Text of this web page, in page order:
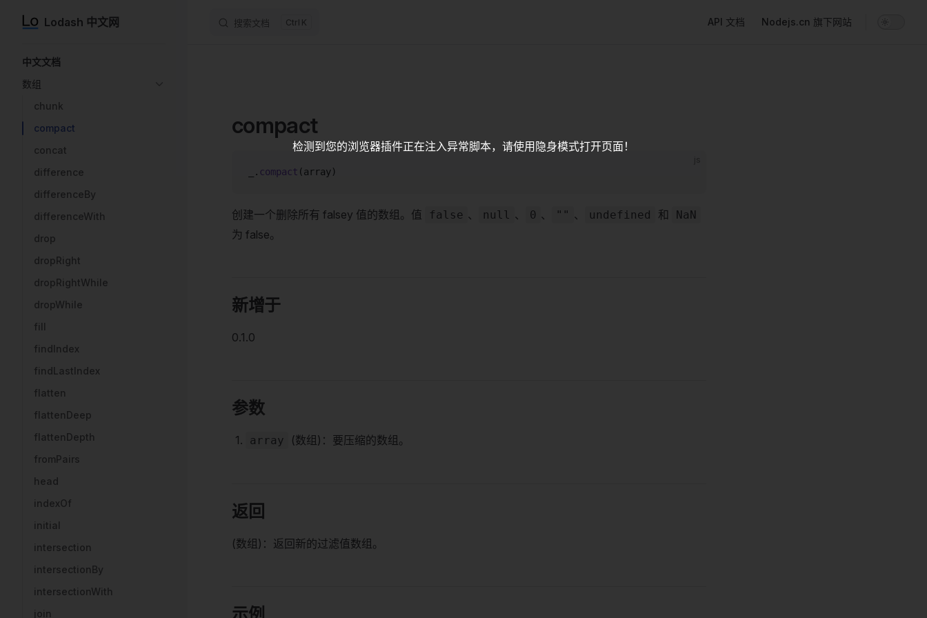
Skip to content
Lodash 中文网 搜索文档 K API 文档 Nodejs.cn 旗下网站
中文文档
数组
chunk
compact
concat
difference
differenceBy
differenceWith
drop
dropRight
dropRightWhile
dropWhile
fill
findIndex
findLastIndex
flatten
flattenDeep
flattenDepth
fromPairs
head
indexOf
initial
intersection
intersectionBy
intersectionWith
join
compact
_. compact (array)
创建一个删除所有 falsey 值的数组。值 false 、 null 、 0 、 "" 、 undefined 和 NaN
为 false。
新增于
0.1.0
参数
array (数组)：要压缩的数组。
返回
(数组)：返回新的过滤值数组。
检测到您的浏览器插件正在注入异常脚本，请使用隐身模式打开页面！